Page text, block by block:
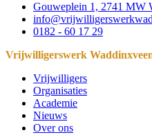
Gouweplein 1, 2741 MW
0182 - 60 17 29
Vrijwilligerswerk
Vrijwilligers
Organisaties
Academie
Nieuws
Over ons